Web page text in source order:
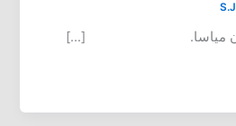
کردن میاسا. […]